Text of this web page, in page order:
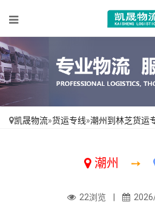
凯晟物流»货运专线»潮州到林芝货运
潮州 ➙
22浏览 | 2026/